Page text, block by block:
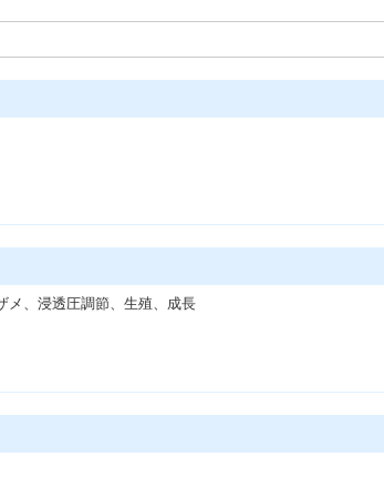
メ、浸透圧調節、生殖、成長